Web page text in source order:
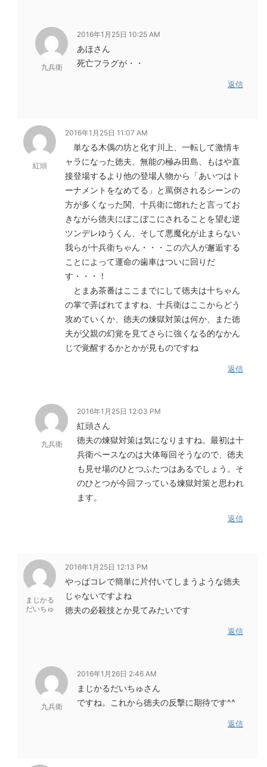
九兵衛
2016年1月25日 10:25 AM
あほさん
死亡フラグが・・
返信
紅頭
2016年1月25日 11:07 AM
単なる木偶の坊と化す川上、一転して激情キ
ャラになった徳夫、無能の極み田島、もはや直
接登場するより他の登場人物から「あいつはト
ーナメントをなめてる」と罵倒されるシーンの
方が多くなった関、十兵衛に惚れたと言ってお
きながら徳夫にぼこぼこにされることを望む逆
ツンデレゆうくん、そして悪魔化が止まらない
我らが十兵衛ちゃん・・・この六人が邂逅する
ことによって運命の歯車はついに回りだ
す・・・！
とまあ茶番はここまでにして徳夫は十ちゃん
の掌で弄ばれてますね、十兵衛はここからどう
攻めていくか、徳夫の煉獄対策は何か、また徳
夫が父親の幻覚を見てさらに強くなる的なかん
じで覚醒するかとかが見ものですね
返信
九兵衛
2016年1月25日 12:03 PM
紅頭さん
徳夫の煉獄対策は気になりますね。最初は十
兵衛ペースなのは大体毎回そうなので、徳夫
も見せ場のひとつふたつはあるでしょう。そ
のひとつが今回フっている煉獄対策と思われ
ます。
返信
まじかる
だいちゅ
2016年1月25日 12:13 PM
やっぱコレで簡単に片付いてしまうような徳夫
じゃないですよね
徳夫の必殺技とか見てみたいです
返信
九兵衛
2016年1月26日 2:46 AM
まじかるだいちゅさん
ですね。これから徳夫の反撃に期待です^^
返信